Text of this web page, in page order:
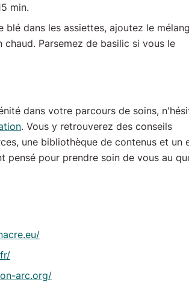
min.
blé dans les assiettes, ajoutez le
chaud. Parsemez de basilic si vous le
dans votre parcours de soins,
. Vous y retrouverez des conseils
une bibliothèque de contenus et un
pensé pour prendre soin de vous au
arc.org/